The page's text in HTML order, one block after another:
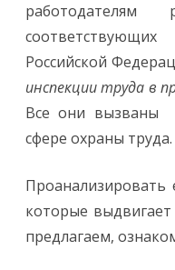
Российской
инспекции труда в
Все они вызваны
сфере охраны труда.
которые
предлагаем,